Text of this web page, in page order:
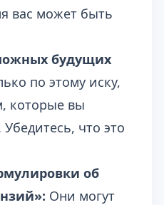
вас может быть
будущих
по этому иску,
которые вы
что это
об
Они могут